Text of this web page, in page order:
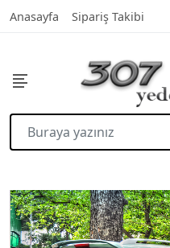
Anasayfa Sipariş Takibi